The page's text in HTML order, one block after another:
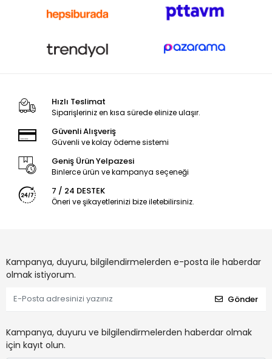
Hızlı Teslimat
Siparişleriniz en kısa sürede elinize ulaşır.
Güvenli Alışveriş
Güvenli ve kolay ödeme sistemi
Geniş Ürün Yelpazesi
Binlerce ürün ve kampanya seçeneği
7 / 24 DESTEK
Öneri ve şikayetlerinizi bize iletebilirsiniz.
Kampanya, duyuru, bilgilendirmelerden e-posta ile haberdar
olmak istiyorum.
Gönder
Kampanya, duyuru ve bilgilendirmelerden haberdar olmak
için kayıt olun.